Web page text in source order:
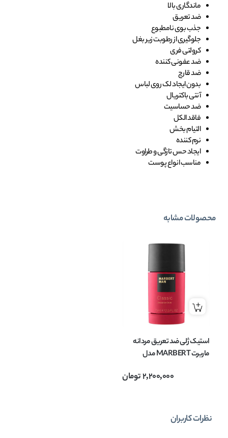
ماندگاری بالا
ضد تعریق
جذب بوی نامطبوع
جلوگیری از رطوبت زیر بغل
کرولتی فری
ضد عفونی کننده
ضد قارچ
بدون ایجاد لک روی لباس
آنتی باکتریال
ضد حساسیت
فاقد الکل
التیام بخش
نرم کننده
ایجاد حس تازگی و طراوت
مناسب انواع پوست
محصولات مشابه
استیک ژلی ضد تعریق مردانه
ماربرت MARBERT مدل
2,200,000تومان
نظرات کاربران